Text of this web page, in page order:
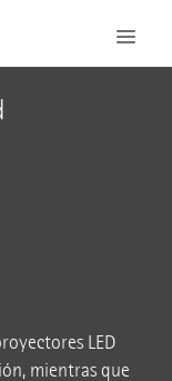
LED
mientras que